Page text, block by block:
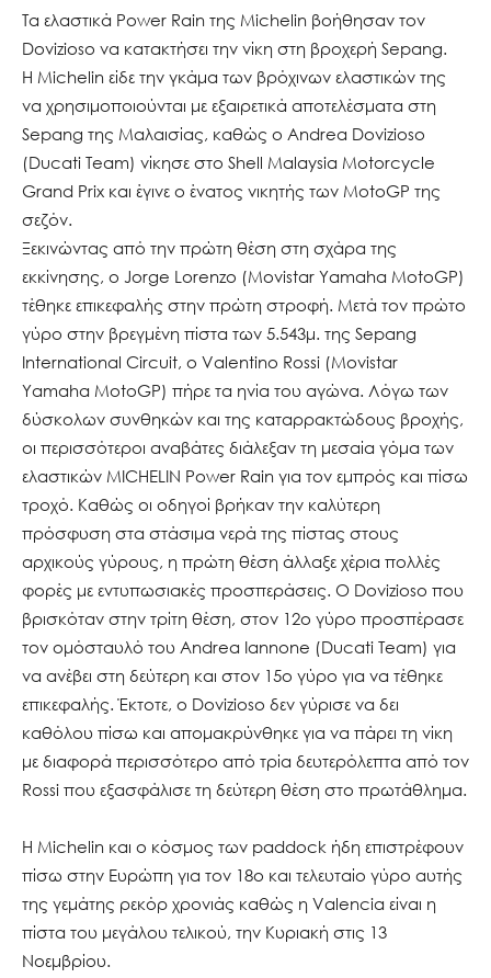
Τα ελαστικά Power Rain της Michelin βοήθησαν τον
Dovizioso να κατακτήσει την νίκη στη βροχερή Sepang.
Η Michelin είδε την γκάμα των βρόχινων ελαστικών της
να χρησιμοποιούνται με εξαιρετικά αποτελέσματα στη
Sepang της Μαλαισίας, καθώς ο Andrea Dovizioso
(Ducati Team) νίκησε στο Shell Malaysia Motorcycle
Grand Prix και έγινε ο ένατος νικητής των MotoGP της
σεζόν.
Ξεκινώντας από την πρώτη θέση στη σχάρα της
εκκίνησης, ο Jorge Lorenzo (Movistar Yamaha MotoGP)
τέθηκε επικεφαλής στην πρώτη στροφή. Μετά τον πρώτο
γύρο στην βρεγμένη πίστα των 5.543μ. της Sepang
International Circuit, o Valentino Rossi (Movistar
Yamaha MotoGP) πήρε τα ηνία του αγώνα. Λόγω των
δύσκολων συνθηκών και της καταρρακτώδους βροχής,
οι περισσότεροι αναβάτες διάλεξαν τη μεσαία γόμα των
ελαστικών MICHELIN Power Rain για τον εμπρός και πίσω
τροχό. Καθώς οι οδηγοί βρήκαν την καλύτερη
πρόσφυση στα στάσιμα νερά της πίστας στους
αρχικούς γύρους, η πρώτη θέση άλλαξε χέρια πολλές
φορές με εντυπωσιακές προσπεράσεις. Ο Dovizioso που
βρισκόταν στην τρίτη θέση, στον 12ο γύρο προσπέρασε
τον ομόσταυλό του Andrea Iannone (Ducati Team) για
να ανέβει στη δεύτερη και στον 15ο γύρο για να τέθηκε
επικεφαλής. Έκτοτε, ο Dovizioso δεν γύρισε να δει
καθόλου πίσω και απομακρύνθηκε για να πάρει τη νίκη
με διαφορά περισσότερο από τρία δευτερόλεπτα από τον
Rossi που εξασφάλισε τη δεύτερη θέση στο πρωτάθλημα.
Η Michelin και ο κόσμος των paddock ήδη επιστρέφουν
πίσω στην Ευρώπη για τον 18ο και τελευταίο γύρο αυτής
της γεμάτης ρεκόρ χρονιάς καθώς η Valencia είναι η
πίστα του μεγάλου τελικού, την Κυριακή στις 13
Νοεμβρίου.